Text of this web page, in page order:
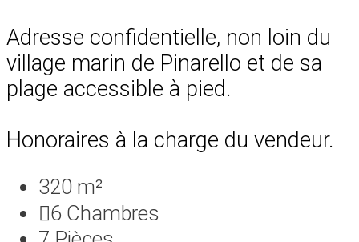
Adresse confidentielle, non loin du
village marin de Pinarello et de sa
plage accessible à pied.
Honoraires à la charge du vendeur.
320 m²
6 Chambres